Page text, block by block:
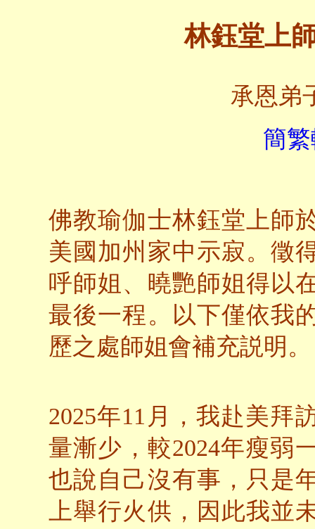
林鈺堂上
承恩弟
簡
佛教瑜伽士林鈺堂上師
美國加州家中示寂。徵
呼師姐、曉艷師姐得以
最後一程。以下僅依我
歷之處師姐會補充説明。
2025年11月，我赴美拜
量漸少，較2024年瘦弱
也說自己沒有事，只是
上舉行火供，因此我並